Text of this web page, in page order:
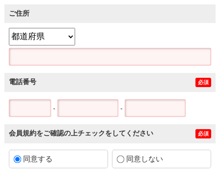
ご住所
電話番号 必須
- -
会員規約をご確認の上チェックをしてください 必須
同意する 同意しない